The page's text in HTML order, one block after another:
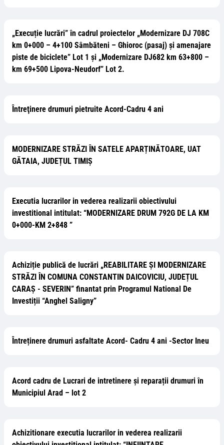
„Execuție lucrări” în cadrul proiectelor „Modernizare DJ 708C
km 0+000 – 4+100 Sâmbăteni – Ghioroc (pasaj) și amenajare
piste de biciclete” Lot 1 și „Modernizare DJ682 km 63+800 –
km 69+500 Lipova-Neudorf” Lot 2.
Întreţinere drumuri pietruite Acord-Cadru 4 ani
MODERNIZARE STRĂZI ÎN SATELE APARȚINĂTOARE, UAT
GĂTAIA, JUDEȚUL TIMIȘ
Executia lucrarilor in vederea realizarii obiectivului
investitional intitulat: “MODERNIZARE DRUM 792G DE LA KM
0+000-KM 2+848 ”
Achiziție publică de lucrări „REABILITARE ȘI MODERNIZARE
STRĂZI ÎN COMUNA CONSTANTIN DAICOVICIU, JUDEȚUL
CARAȘ - SEVERIN” finantat prin Programul National De
Investiții “Anghel Saligny”
Întreținere drumuri asfaltate Acord- Cadru 4 ani -Sector Ineu
Acord cadru de Lucrari de intretinere și reparații drumuri în
Municipiul Arad – lot 2
Achizitionare executia lucrarilor in vederea realizarii